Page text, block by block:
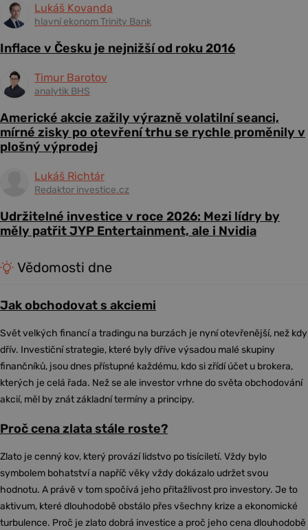
Lukáš Kovanda
hlavní ekonom Trinity Bank
Inflace v Česku je nejnižší od roku 2016
Timur Barotov
analytik BHS
Americké akcie zažily výrazně volatilní seanci,
mírné zisky po otevření trhu se rychle proměnily v
plošný výprodej
Lukáš Richtár
Redaktor investice.cz
Udržitelné investice v roce 2026: Mezi lídry by
měly patřit JYP Entertainment, ale i Nvidia
Vědomosti dne
Jak obchodovat s akciemi
Svět velkých financí a tradingu na burzách je nyní otevřenější, než kdy
dřív. Investiční strategie, které byly dříve výsadou malé skupiny
finančníků, jsou dnes přístupné každému, kdo si zřídí účet u brokera,
kterých je celá řada. Než se ale investor vrhne do světa obchodování
akcií, měl by znát základní termíny a principy.
Proč cena zlata stále roste?
Zlato je cenný kov, který provází lidstvo po tisíciletí. Vždy bylo
symbolem bohatství a napříč věky vždy dokázalo udržet svou
hodnotu. A právě v tom spočívá jeho přitažlivost pro investory. Je to
aktivum, které dlouhodobě obstálo přes všechny krize a ekonomické
turbulence. Proč je zlato dobrá investice a proč jeho cena dlouhodobě